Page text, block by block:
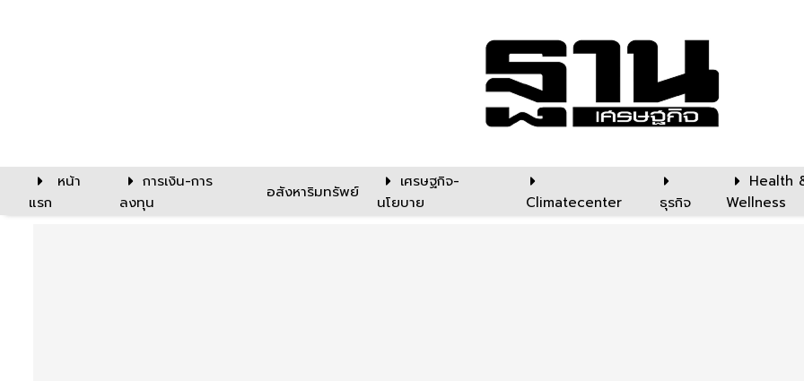
หน้า
แรก
การเงิน-การ
ลงทุน
อสังหาริมทรัพย์
เศรษฐกิจ-
นโยบาย
Climatecenter ธุรกิจ
Health
Wellness